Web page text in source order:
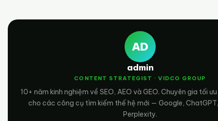
AD
admin
CONTENT STRATEGIST · VIDCO GROUP
10+ năm kinh nghiệm về SEO, AEO và GEO. Chuyên gia tối
cho các công cụ tìm kiếm thế hệ mới — Google,
Perplexity.